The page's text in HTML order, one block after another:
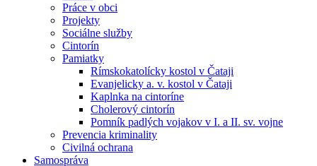
Práce v obci
Projekty
Sociálne služby
Cintorín
Pamiatky
Rímskokatolícky kostol v Čataji
Evanjelicky a. v. kostol v Čataji
Kaplnka na cintoríne
Cholerový cintorín
Pomník padlých vojakov v I. a II. sv. vojne
Prevencia kriminality
Civilná ochrana
Samospráva